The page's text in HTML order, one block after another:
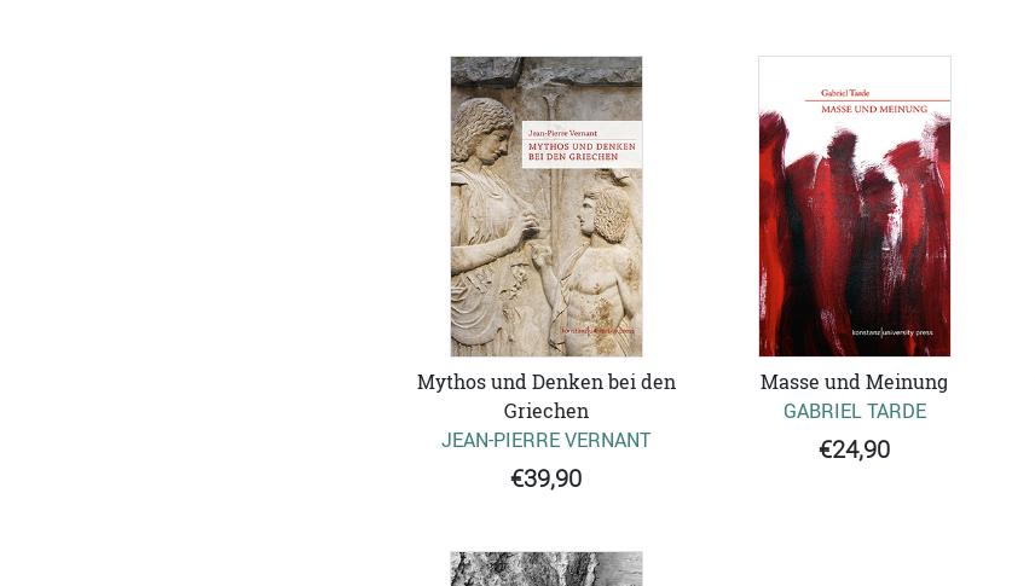
Mythos und Denken bei den
Griechen
JEAN-PIERRE VERNANT
€39,90
Masse und Meinung
GABRIEL TARDE
€24,90